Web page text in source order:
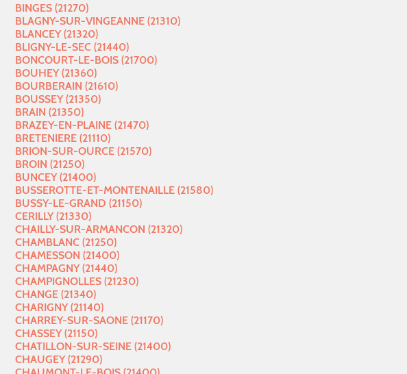
BINGES (21270)
BLAGNY-SUR-VINGEANNE (21310)
BLANCEY (21320)
BLIGNY-LE-SEC (21440)
BONCOURT-LE-BOIS (21700)
BOUHEY (21360)
BOURBERAIN (21610)
BOUSSEY (21350)
BRAIN (21350)
BRAZEY-EN-PLAINE (21470)
BRETENIERE (21110)
BRION-SUR-OURCE (21570)
BROIN (21250)
BUNCEY (21400)
BUSSEROTTE-ET-MONTENAILLE (21580)
BUSSY-LE-GRAND (21150)
CERILLY (21330)
CHAILLY-SUR-ARMANCON (21320)
CHAMBLANC (21250)
CHAMESSON (21400)
CHAMPAGNY (21440)
CHAMPIGNOLLES (21230)
CHANGE (21340)
CHARIGNY (21140)
CHARREY-SUR-SAONE (21170)
CHASSEY (21150)
CHATILLON-SUR-SEINE (21400)
CHAUGEY (21290)